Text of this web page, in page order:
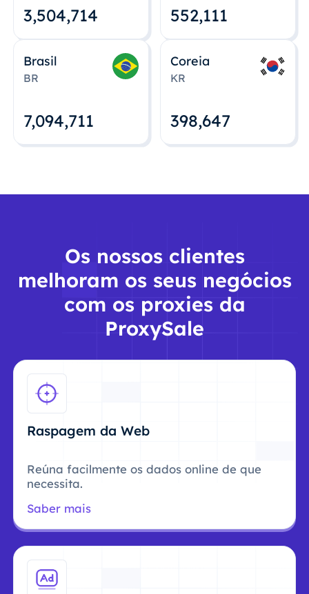
3,504,715 552,112
Brasil
BR
7,094,712
Coreia
KR
398,648
Os nossos clientes
melhoram os seus negócios
com os proxies da
ProxySale
Raspagem da Web
Reúna facilmente os dados online de que
necessita.
Saber mais